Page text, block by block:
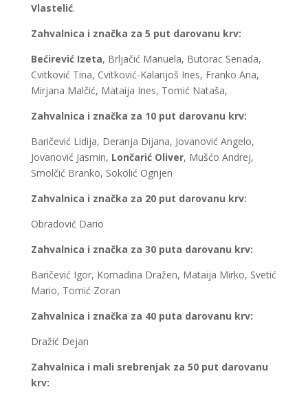
Vlastelić.
Zahvalnica i značka za 5 put darovanu krv:
Bećirević Izeta, Brljačić Manuela, Butorac Senada,
Cvitković Tina, Cvitković-Kalanjoš Ines, Franko Ana,
Mirjana Malčić, Mataija Ines, Tomić Nataša,
Zahvalnica i značka za 10 put darovanu krv:
Baričević Lidija, Deranja Dijana, Jovanović Angelo,
Jovanović Jasmin, Lončarić Oliver, Mušćo Andrej,
Smolčić Branko, Sokolić Ognjen
Zahvalnica i značka za 20 put darovanu krv:
Obradović Dario
Zahvalnica i značka za 30 puta darovanu krv:
Baričević Igor, Komadina Dražen, Mataija Mirko, Svetić
Mario, Tomić Zoran
Zahvalnica i značka za 40 puta darovanu krv:
Dražić Dejan
Zahvalnica i mali srebrenjak za 50 put darovanu
krv: